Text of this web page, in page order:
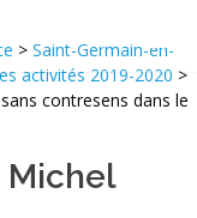
> Saint-Germain-en-
activités 2019-2020 >
contresens dans le
Michel